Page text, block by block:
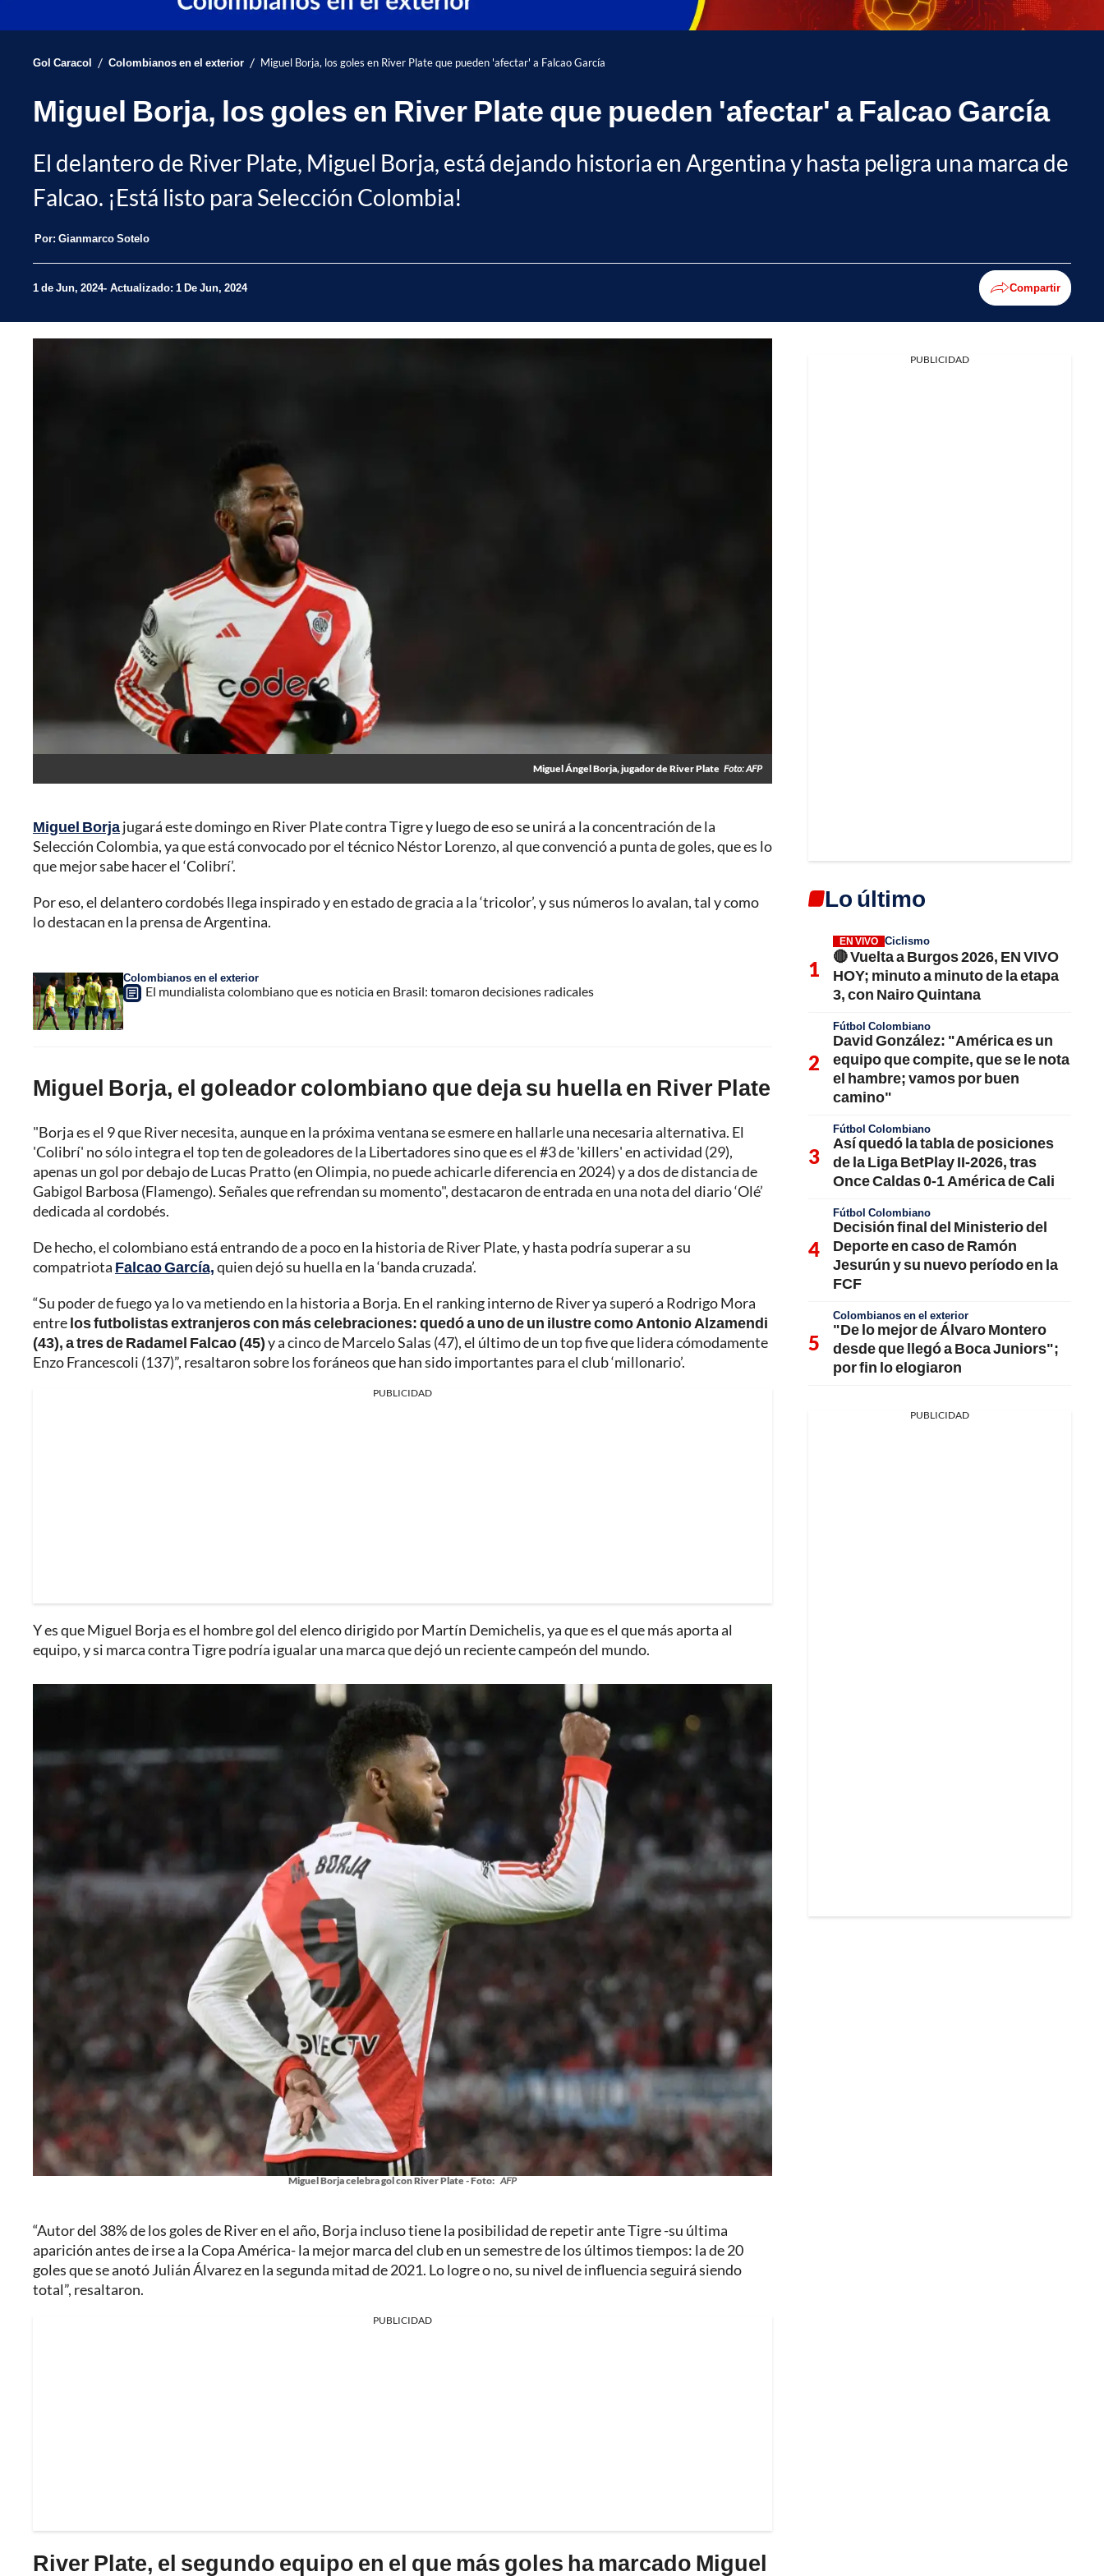
Gol Caracol / Colombianos en el exterior / Miguel Borja, los goles en River Plate que pueden 'afectar' a Falcao García
Miguel Borja, los goles en River Plate que pueden 'afectar' a Falcao García
El delantero de River Plate, Miguel Borja, está dejando historia en Argentina y hasta peligra una marca de
Falcao. ¡Está listo para Selección Colombia!
Por: Gianmarco Sotelo
1 de Jun, 2024 Actualizado: 1 De Jun, 2024 Compartir
Miguel Ángel Borja, jugador de River Plate Foto: AFP
Miguel Borjajugará este domingo en River Plate contra Tigre y luego de eso se unirá a la concentración de la
Selección Colombia, ya que está convocado por el técnico Néstor Lorenzo, al que convenció a punta de goles, que es lo
que mejor sabe hacer el ‘Colibrí’.
Por eso, el delantero cordobés llega inspirado y en estado de gracia a la ‘tricolor’, y sus números lo avalan, tal y como
lo destacan en la prensa de Argentina.
Colombianos en el exterior
El mundialista colombiano que es noticia en Brasil: tomaron decisiones radicales
Miguel Borja, el goleador colombiano que deja su huella en River Plate
"Borja es el 9 que River necesita, aunque en la próxima ventana se esmere en hallarle una necesaria alternativa. El
'Colibrí' no sólo integra el top ten de goleadores de la Libertadores sino que es el #3 de 'killers' en actividad (29),
apenas un gol por debajo de Lucas Pratto (en Olimpia, no puede achicarle diferencia en 2024) y a dos de distancia de
Gabigol Barbosa (Flamengo). Señales que refrendan su momento", destacaron de entrada en una nota del diario ‘Olé’
dedicada al cordobés.
De hecho, el colombiano está entrando de a poco en la historia de River Plate, y hasta podría superar a su
compatriota Falcao García,quien dejó su huella en la ‘banda cruzada’.
“Su poder de fuego ya lo va metiendo en la historia a Borja. En el ranking interno de River ya superó a Rodrigo Mora
entrelos futbolistas extranjeros con más celebraciones: quedó a uno de un ilustre como Antonio Alzamendi
(43), a tres de Radamel Falcao (45)y a cinco de Marcelo Salas (47), el último de un top five que lidera cómodamente
Enzo Francescoli (137)”, resaltaron sobre los foráneos que han sido importantes para el club ‘millonario’.
PUBLICIDAD
Y es que Miguel Borja es el hombre gol del elenco dirigido por Martín Demichelis, ya que es el que más aporta al
equipo, y si marca contra Tigre podría igualar una marca que dejó un reciente campeón del mundo.
Miguel Borja celebra gol con River Plate - Foto: AFP
“Autor del 38% de los goles de River en el año, Borja incluso tiene la posibilidad de repetir ante Tigre -su última
aparición antes de irse a la Copa América- la mejor marca del club en un semestre de los últimos tiempos: la de 20
goles que se anotó Julián Álvarez en la segunda mitad de 2021. Lo logre o no, su nivel de influencia seguirá siendo
total”, resaltaron.
PUBLICIDAD
River Plate, el segundo equipo en el que más goles ha marcado Miguel
PUBLICIDAD
Lo último
EN VIVO Ciclismo
🔴 Vuelta a Burgos 2026, EN VIVO
HOY; minuto a minuto de la etapa
3, con Nairo Quintana
Fútbol Colombiano
David González: "América es un
equipo que compite, que se le nota
el hambre; vamos por buen
camino"
Fútbol Colombiano
Así quedó la tabla de posiciones
de la Liga BetPlay II-2026, tras
Once Caldas 0-1 América de Cali
Fútbol Colombiano
Decisión final del Ministerio del
Deporte en caso de Ramón
Jesurún y su nuevo período en la
FCF
Colombianos en el exterior
"De lo mejor de Álvaro Montero
desde que llegó a Boca Juniors";
por fin lo elogiaron
PUBLICIDAD